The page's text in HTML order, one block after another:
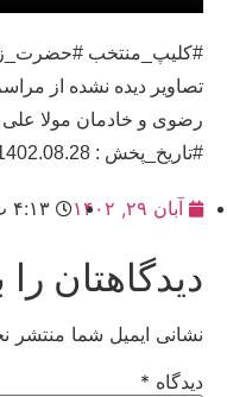
#کلیپ_منتخب
تصاویر دیده نشده از
رضوی و خادمان مولا
#تاریخ_پخش : 1402.08.28
آبان ۲۹, ۱۴۰۲ ۴:۱۳ ب٫ظ
دیدگاهتان را
نشانی ایمیل شما منتشر
دیدگاه *